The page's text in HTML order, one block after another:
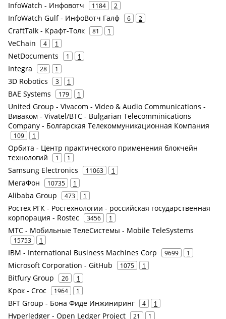
InfoWatch - Инфовотч 1184 2
InfoWatch Gulf - ИнфоВотч Галф 6 2
CraftTalk - Крафт-Толк 81 1
VeChain 4 1
NetDocuments 1 1
Integra 28 1
3D Robotics 3 1
BAE Systems 179 1
United Group - Vivacom - Video & Audio Communications -
Виваком - Vivatel/BTC - Bulgarian Telecomminications
Company - Болгарская Телекоммуникационная Компания
109 1
Орбита - Центр практического применения блокчейн
технологий
1 1
Samsung Electronics 11063 1
МегаФон 10735 1
Alibaba Group 473 1
Ростех РГК - Ростехнологии - российская государственная
корпорация - Rostec
3456 1
МТС - Мобильные ТелеСистемы - Mobile TeleSystems
15753 1
IBM - International Business Machines Corp 9699 1
Microsoft Corporation - GitHub 1075 1
Bitfury Group 26 1
Крок - Croc 1964 1
BFT Group - Бона Фиде Инжиниринг 4 1
Hyperledger - Open Ledger Project 21 1